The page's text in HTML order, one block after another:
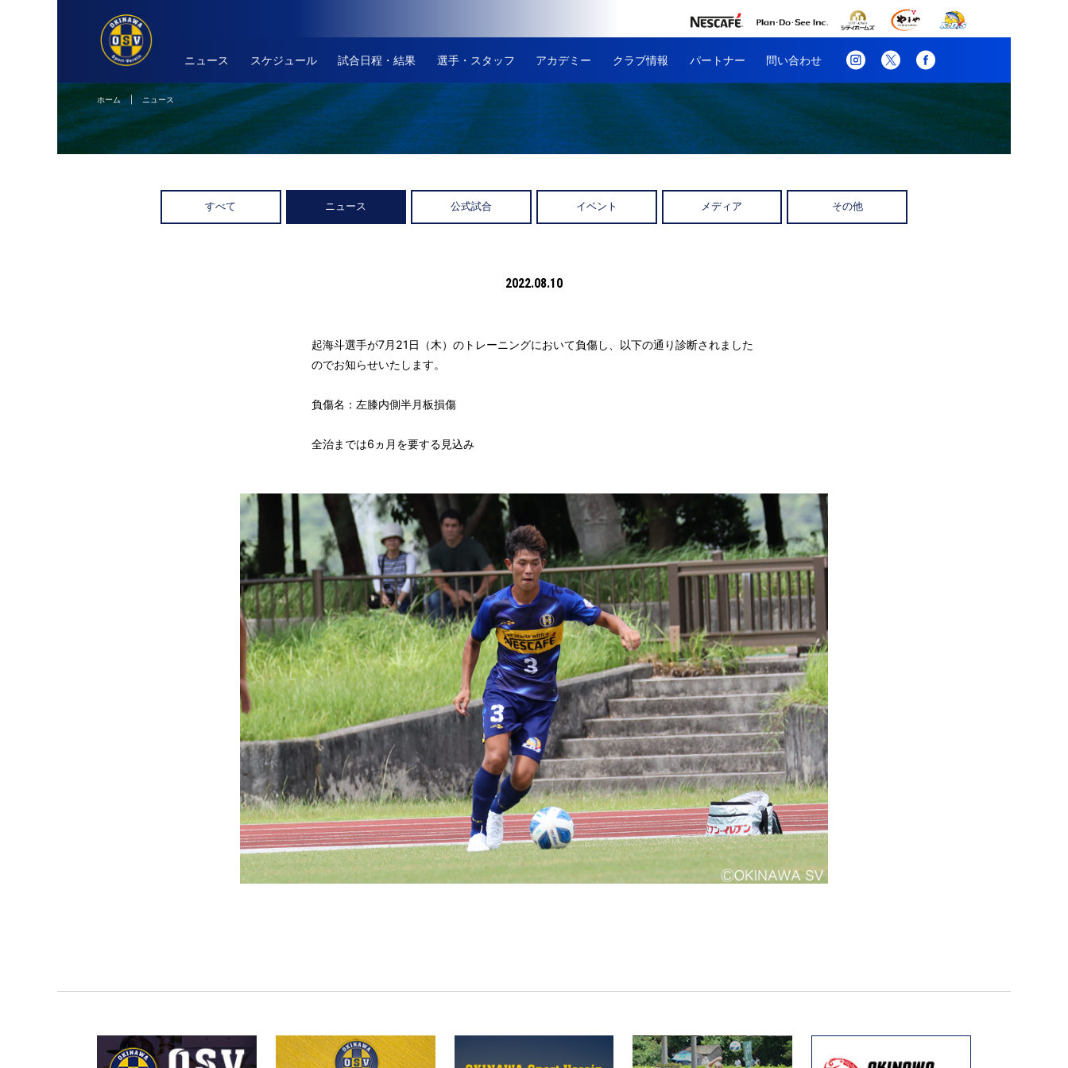
ニュース スケジュール 試合日程・結果 選手・スタッフ アカデミー クラブ情報 パートナー 問い合わせ
ホーム| ニュース
すべて ニュース 公式試合 イベント メディア その他
2022.08.10
起海斗選手が7月21日（木）のトレーニングにおいて負傷し、以下の通り診断されました
のでお知らせいたします。
負傷名：左膝内側半月板損傷
全治までは6ヵ月を要する見込み